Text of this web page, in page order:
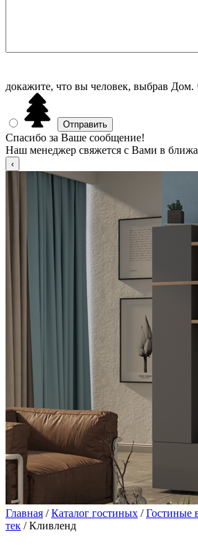
докажите, что вы человек, выбрав Дом.
Спасибо за Ваше сообщение!
Наш менеджер свяжется с Вами в
Главная /Каталог гостиных /Гостиные
тек / Кливленд